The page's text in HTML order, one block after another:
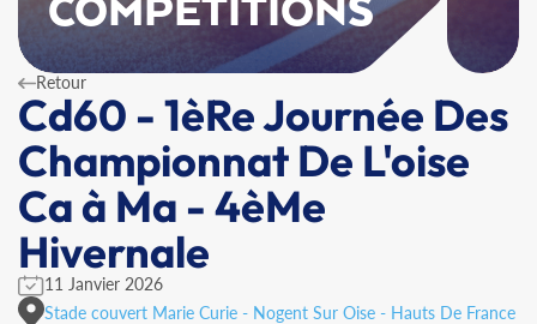
COMPÉTITIONS
Retour
Cd60 - 1èRe Journée Des
Championnat De L'oise
Ca à Ma - 4èMe
Hivernale
11 Janvier 2026
Stade couvert Marie Curie - Nogent Sur Oise - Hauts De France